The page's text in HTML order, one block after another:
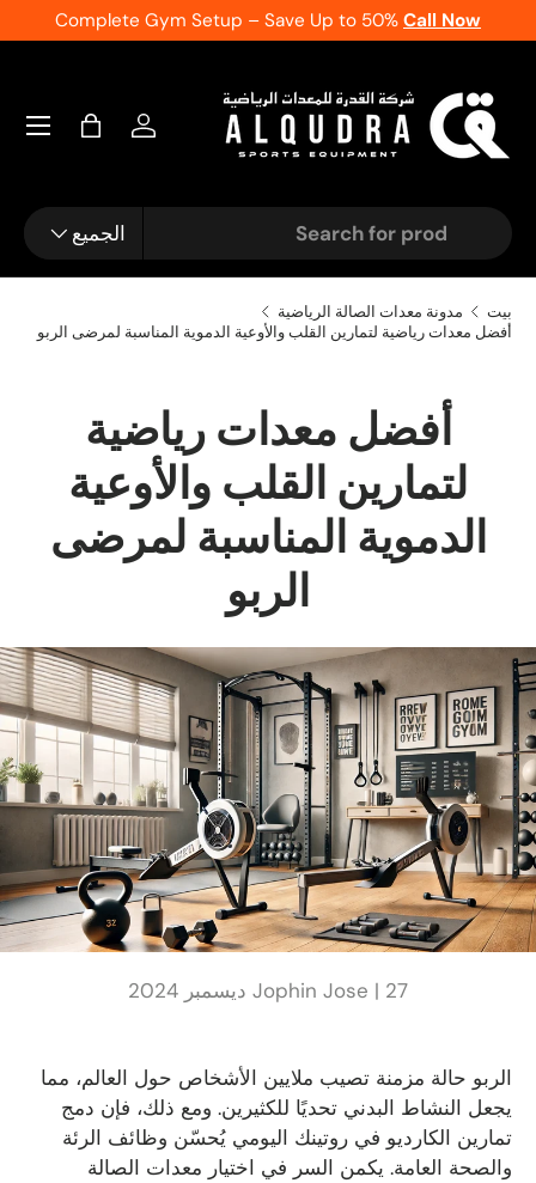
انتقل
Complete Gym Setup – Save Up to 50% Call Now
يبحث نوع المنتج
الجميع
تسجيل الدخول
شنطة
بيت
مدونة معدات الصالة الرياضية
أفضل معدات رياضية لتمارين القلب والأوعية الدموية المناسبة لمرضى الربو
أفضل معدات رياضية
لتمارين القلب والأوعية
الدموية المناسبة لمرضى
الربو
Jophin Jose | 27 ديسمبر 2024
الربو حالة مزمنة تصيب ملايين الأشخاص حول العالم، مما
يجعل النشاط البدني تحديًا للكثيرين. ومع ذلك، فإن دمج
تمارين الكارديو في روتينك اليومي يُحسّن وظائف الرئة
والصحة العامة. يكمن السر في اختيار معدات الصالة